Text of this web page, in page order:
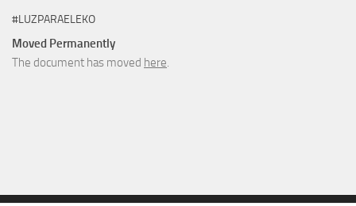
#LUZPARAELEKO
Moved Permanently
The document has moved here.